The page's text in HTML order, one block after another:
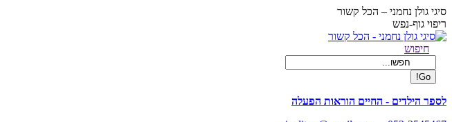
Skip
to
content
סיגי גולן נחמני – הכל קשור
ריפוי גוף-נפש
Facebook
opens
new
window
Search:
חיפוש
לספר הילדים - החיים הוראות הפעלה